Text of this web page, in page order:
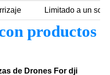
Limitado a un
productos
de Drones For dji